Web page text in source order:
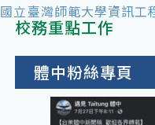
國立臺灣師範大學資訊
校務重點工作
體中粉絲專頁